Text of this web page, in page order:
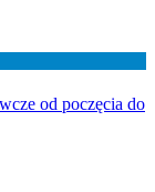
od poczęcia do